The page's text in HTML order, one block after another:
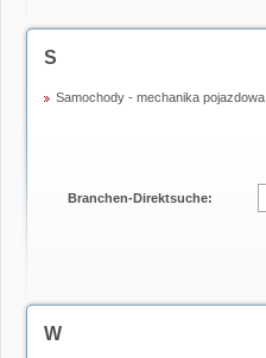
S
Samochody - mechanika pojazdowa
Branchen-Direktsuche:
W